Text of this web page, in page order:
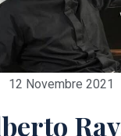
12 Novembre 2021